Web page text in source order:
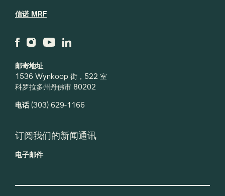
邮寄地址
1536 Wynkoop 街，522 室
科罗拉多州丹佛市 80202
电话(303) 629-1166
信诺 MRF
订阅我们的新闻通讯
电子邮件